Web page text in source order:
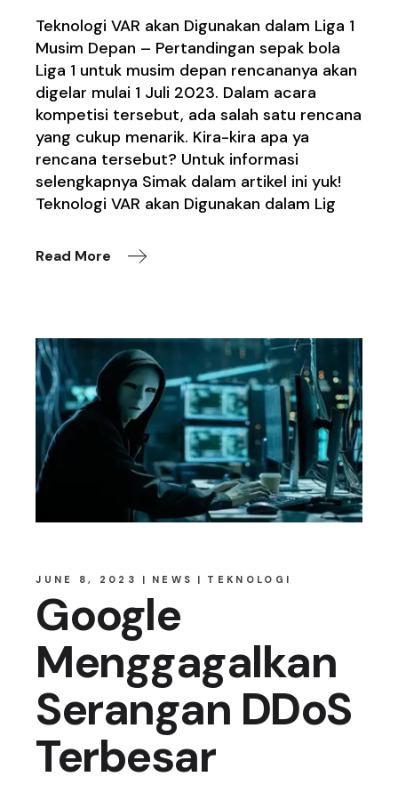
Teknologi VAR akan Digunakan dalam Liga 1
Musim Depan – Pertandingan sepak bola
Liga 1 untuk musim depan rencananya akan
digelar mulai 1 Juli 2023. Dalam acara
kompetisi tersebut, ada salah satu rencana
yang cukup menarik. Kira-kira apa ya
rencana tersebut? Untuk informasi
selengkapnya Simak dalam artikel ini yuk!
Teknologi VAR akan Digunakan dalam Lig
Read More
JUNE 8, 2023 NEWS TEKNOLOGI
Google
Menggagalkan
Serangan DDoS
Terbesar